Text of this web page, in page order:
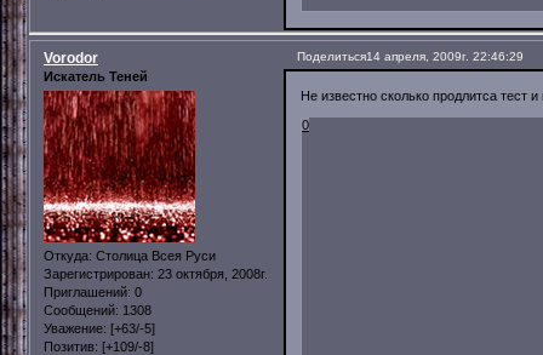
Поделиться14 апреля, 2009г. 22:46:29
Vorodor
Искатель Теней
Откуда: Столица Всея Руси
Зарегистрирован: 23 октября, 2008г.
Приглашений: 0
Сообщений: 1308
Уважение: [+63/-5]
Позитив: [+109/-8]
Не известно сколько продлитса тест
0